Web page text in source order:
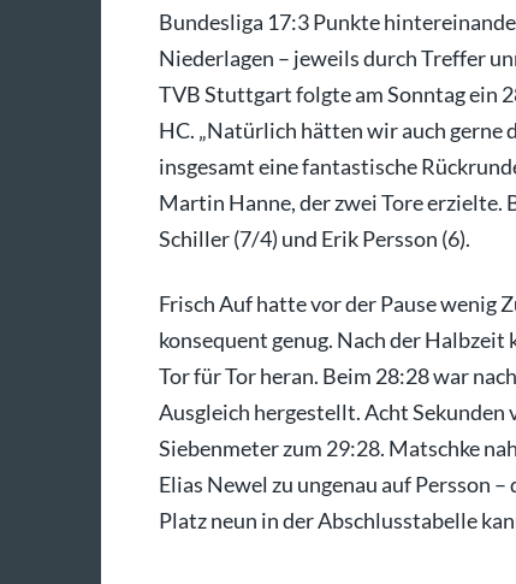
Bundesliga 17:3 Punkte
Niederlagen – jeweils durch Treffer
TVB Stuttgart folgte am Sonntag ein
HC. „Natürlich hätten wir auch gerne
insgesamt eine fantastische
Martin Hanne, der zwei Tore
Schiller (7/4) und Erik Persson (6).
Frisch Auf hatte vor der Pause wenig
konsequent genug. Nach der Halbzeit
Tor für Tor heran. Beim 28:28 war
Ausgleich hergestellt. Acht Sekunden
Siebenmeter zum 29:28. Matschke
Elias Newel zu ungenau auf Persson
Platz neun in der Abschlusstabelle